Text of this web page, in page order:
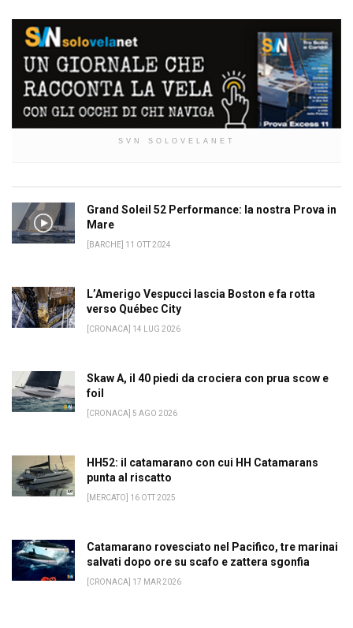
SVN SOLOVELANET
Grand Soleil 52 Performance: la nostra Prova in
Mare
[BARCHE] 11 OTT 2024
L’Amerigo Vespucci lascia Boston e fa rotta
verso Québec City
[CRONACA] 14 LUG 2026
Skaw A, il 40 piedi da crociera con prua scow e
foil
[CRONACA] 5 AGO 2026
HH52: il catamarano con cui HH Catamarans
punta al riscatto
[MERCATO] 16 OTT 2025
Catamarano rovesciato nel Pacifico, tre marinai
salvati dopo ore su scafo e zattera sgonfia
[CRONACA] 17 MAR 2026